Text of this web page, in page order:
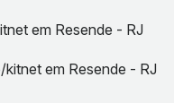
em Resende - RJ
em Resende - RJ